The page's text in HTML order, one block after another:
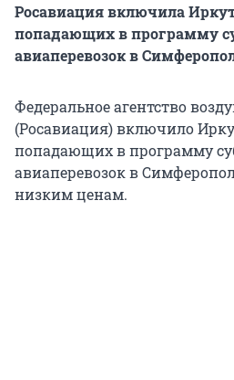
Росавиация включила
попадающих в программу
авиаперевозок в
Федеральное агентство
(Росавиация) включило
попадающих в программу
авиаперевозок в
низким ценам.